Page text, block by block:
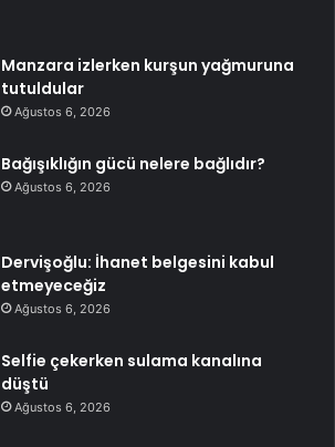
Manzara izlerken kurşun yağmuruna
tutuldular
Ağustos 6, 2026
Bağışıklığın gücü nelere bağlıdır?
Ağustos 6, 2026
Dervişoğlu: İhanet belgesini kabul
etmeyeceğiz
Ağustos 6, 2026
Selfie çekerken sulama kanalına
düştü
Ağustos 6, 2026